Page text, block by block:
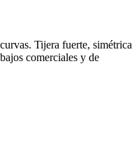
Tijera fuerte, simétrica
comerciales y de